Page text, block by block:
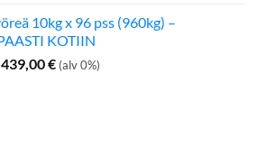
10kg x 96 pss (960kg) –
KOTIIN
439,00€ (alv 0%)